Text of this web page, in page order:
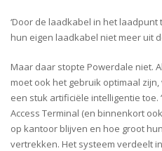
‘Door de laadkabel in het
hun eigen laadkabel niet meer uit
Maar daar stopte Powerdale niet.
moet ook het gebruik optimaal
een stuk artificiële intelligentie toe.
Access Terminal (en binnenkort
op kantoor blijven en hoe groot
vertrekken. Het systeem verdeelt